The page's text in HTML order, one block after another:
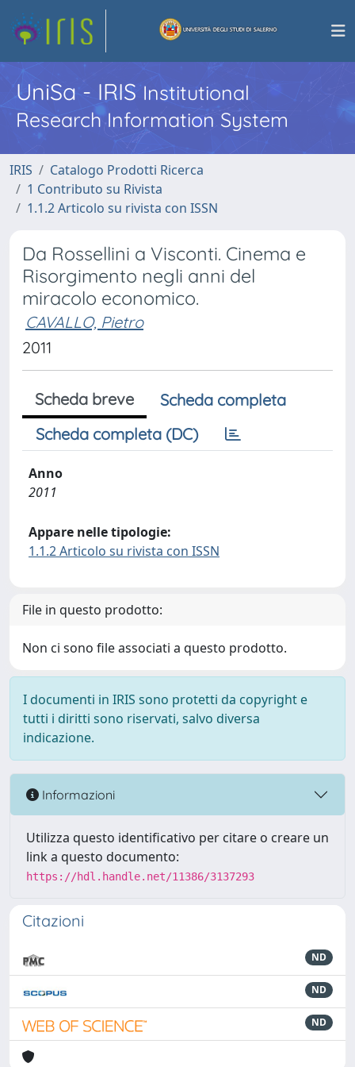
UniSa - IRISInstitutional
Research Information System
IRIS
Catalogo Prodotti Ricerca
1 Contributo su Rivista
1.1.2 Articolo su rivista con ISSN
Da Rossellini a Visconti. Cinema e
Risorgimento negli anni del
miracolo economico.
CAVALLO, Pietro
2011
Scheda breve
Scheda completa
Scheda completa (DC)
Anno
2011
Appare nelle tipologie:
1.1.2 Articolo su rivista con ISSN
File in questo prodotto:
Non ci sono file associati a questo prodotto.
I documenti in IRIS sono protetti da copyright e
tutti i diritti sono riservati, salvo diversa
indicazione.
Informazioni
Utilizza questo identificativo per citare o creare un
link a questo documento:
https://hdl.handle.net/11386/3137293
Citazioni
ND
ND
ND